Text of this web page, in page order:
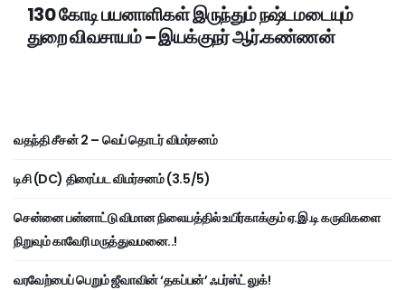
130 கோடி பயனாளிகள் இருந்தும் நஷ்டமடையும்
துறை விவசாயம் – இயக்குநர் ஆர்.கண்ணன்
வதந்தி சீசன் 2 – வெப் தொடர் விமர்சனம்
டிசி (DC) திரைப்பட விமர்சனம் (3.5/5)
சென்னை பன்னாட்டு விமான நிலையத்தில் உயிர்காக்கும் ஏ.இ.டி கருவிகளை
நிறுவும் காவேரி மருத்துவமனை..!
வரவேற்பைப் பெறும் ஜீவாவின் ‘தகப்பன்’ ஃபர்ஸ்ட் லுக்!